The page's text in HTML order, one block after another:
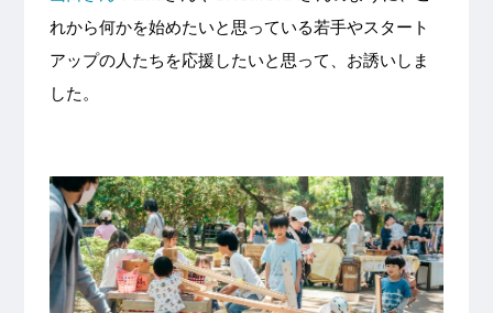
れから何かを始めたいと思っている若手やスタート
アップの人たちを応援したいと思って、お誘いしま
した。